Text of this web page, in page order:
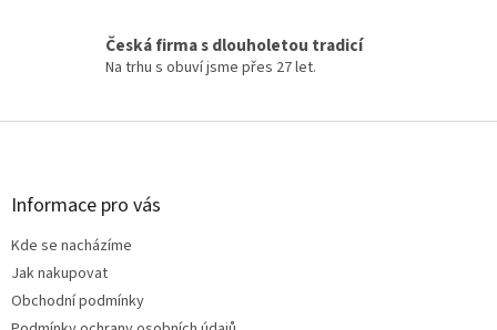
Česká firma s dlouholetou tradicí
Na trhu s obuví jsme přes 27 let.
Z
Informace pro vás
Kde se nacházíme
Jak nakupovat
Obchodní podmínky